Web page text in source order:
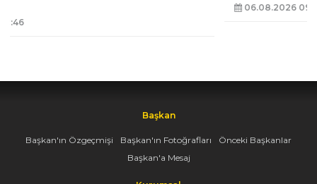
Başkan
Başkan'ın Özgeçmişi Başkan'ın Fotoğrafları
Önceki Başkanlar
Başkan'a Mesaj